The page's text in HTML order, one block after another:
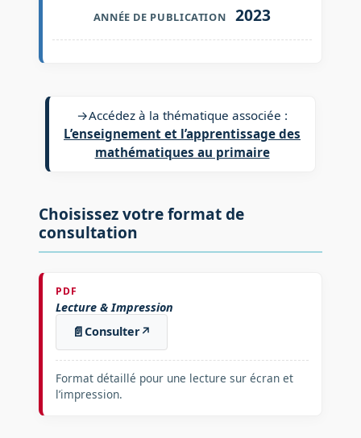
ANNÉE DE PUBLICATION 2023
→Accédez à la thématique associée :
L’enseignement et l’apprentissage des
mathématiques au primaire
Choisissez votre format de
consultation
PDF
Lecture & Impression
📄Consulter↗
Format détaillé pour une lecture sur écran et
l’impression.